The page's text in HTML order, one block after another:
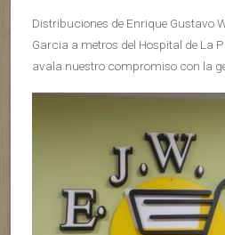
Distribuciones de Enrique Gustavo
Garcia a metros del Hospital de La
avala nuestro compromiso con la